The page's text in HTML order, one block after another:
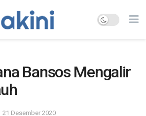
Bansos Mengalir
21 Desember 2020